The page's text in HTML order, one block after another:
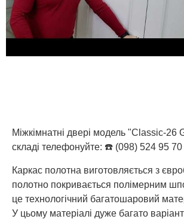
Міжкімнатні двері модель "Classic-26
складі телефонуйте: ☎️ (098) 524 95 70
Каркас полотна виготовляється з
полотно покривається полімерним
це технологічний багатошаровий
У цьому матеріалі дуже багато